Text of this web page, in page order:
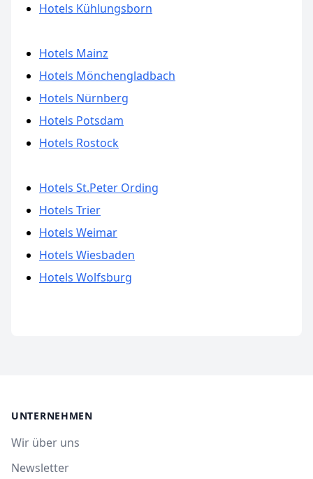
Hotels Kühlungsborn
Hotels Mainz
Hotels Mönchengladbach
Hotels Nürnberg
Hotels Potsdam
Hotels Rostock
Hotels St.Peter Ording
Hotels Trier
Hotels Weimar
Hotels Wiesbaden
Hotels Wolfsburg
UNTERNEHMEN
Wir über uns
Newsletter